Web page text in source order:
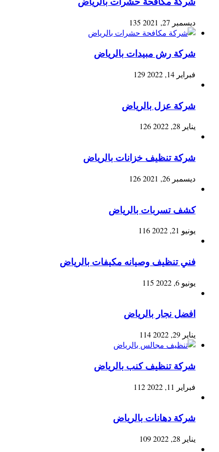
ديسمبر 27, 2021 135
شركة رش مبيدات بالرياض
فبراير 14, 2022 129
شركة عزل بالرياض
يناير 28, 2022 126
شركة تنظيف خزانات بالرياض
ديسمبر 26, 2021 126
كشف تسربات بالرياض
يونيو 21, 2022 116
فني تنظيف وصيانه مكيفات بالرياض
يونيو 6, 2022 115
افضل نجار بالرياض
يناير 29, 2022 114
شركة تنظيف كنب بالرياض
فبراير 11, 2022 112
شركة دهانات بالرياض
يناير 28, 2022 109